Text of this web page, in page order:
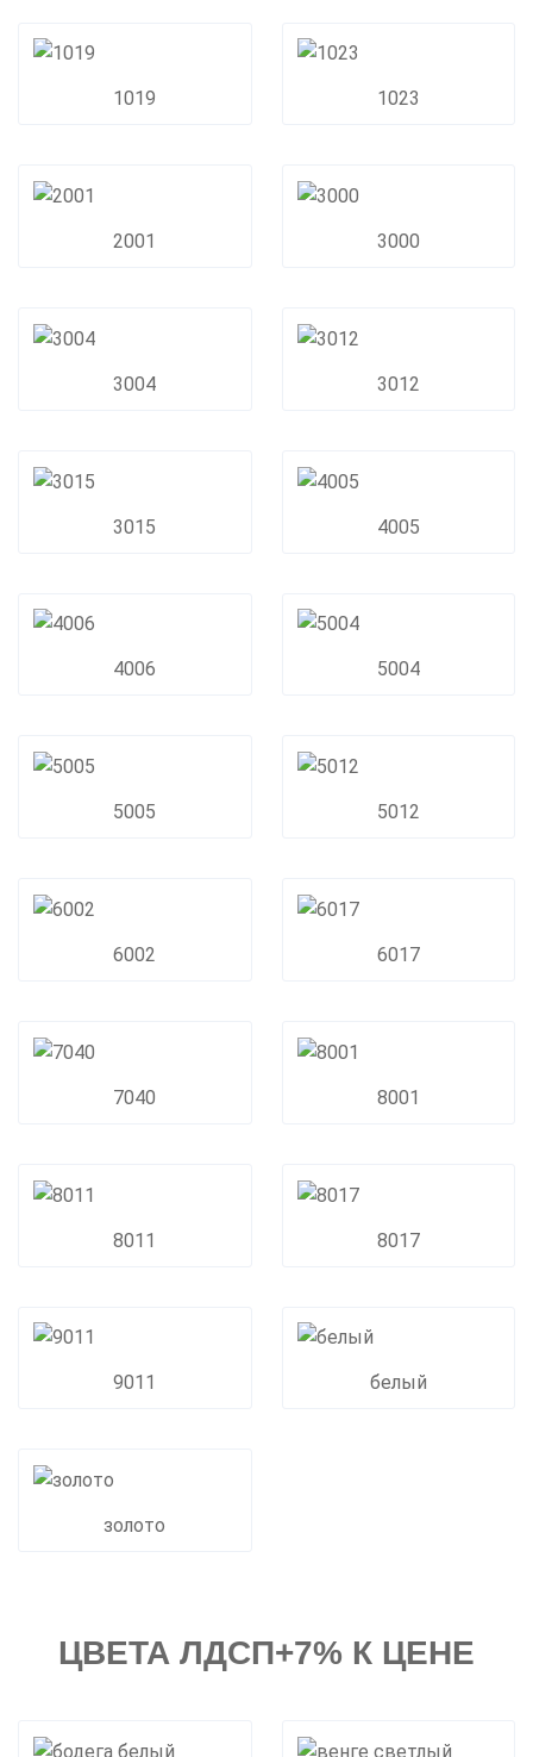
1019 1023
2001 3000
3004 3012
3015 4005
4006 5004
5005 5012
6002 6017
7040 8001
8011 8017
9011 белый
золото
ЦВЕТА ЛДСП+7% К ЦЕНЕ